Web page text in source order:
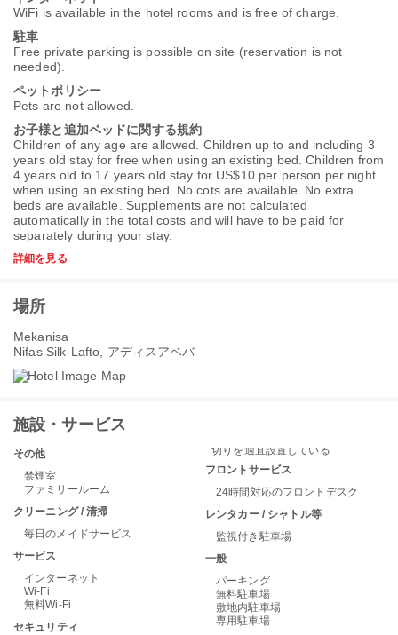
WiFi is available in the hotel rooms and is free of charge.
駐車
Free private parking is possible on site (reservation is not
needed).
ペットポリシー
Pets are not allowed.
お子様と追加ベッドに関する規約
Children of any age are allowed. Children up to and including 3
years old stay for free when using an existing bed. Children from
4 years old to 17 years old stay for US$10 per person per night
when using an existing bed. No cots are available. No extra
beds are available. Supplements are not calculated
automatically in the total costs and will have to be paid for
separately during your stay.
詳細を見る
場所
Mekanisa
Nifas Silk-Lafto, アディスアベバ
施設・サービス
その他
禁煙室
ファミリールーム
クリーニング / 清掃
毎日のメイドサービス
サービス
インターネット
Wi-Fi
無料Wi-Fi
セキュリティ
切りを適宜設置している
フロントサービス
24時間対応のフロントデスク
レンタカー / シャトル等
監視付き駐車場
一般
パーキング
無料駐車場
敷地内駐車場
専用駐車場